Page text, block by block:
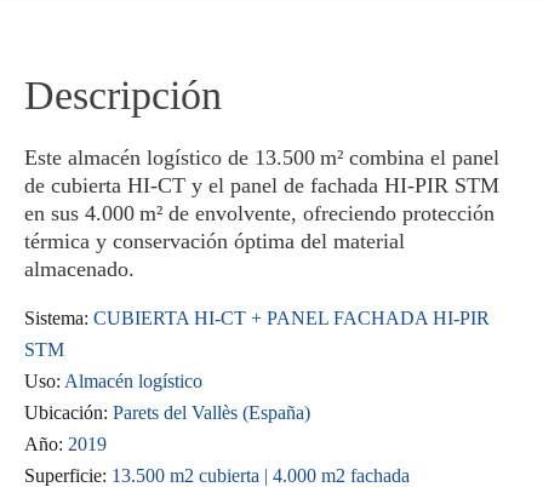
Descripción
Este almacén logístico de 13.500 m² combina el panel
de cubierta HI-CT y el panel de fachada HI-PIR STM
en sus 4.000 m² de envolvente, ofreciendo protección
térmica y conservación óptima del material
almacenado.
Sistema: CUBIERTA HI-CT + PANEL FACHADA HI-PIR
STM
Uso: Almacén logístico
Ubicación: Parets del Vallès (España)
Año: 2019
Superficie: 13.500 m2 cubierta | 4.000 m2 fachada